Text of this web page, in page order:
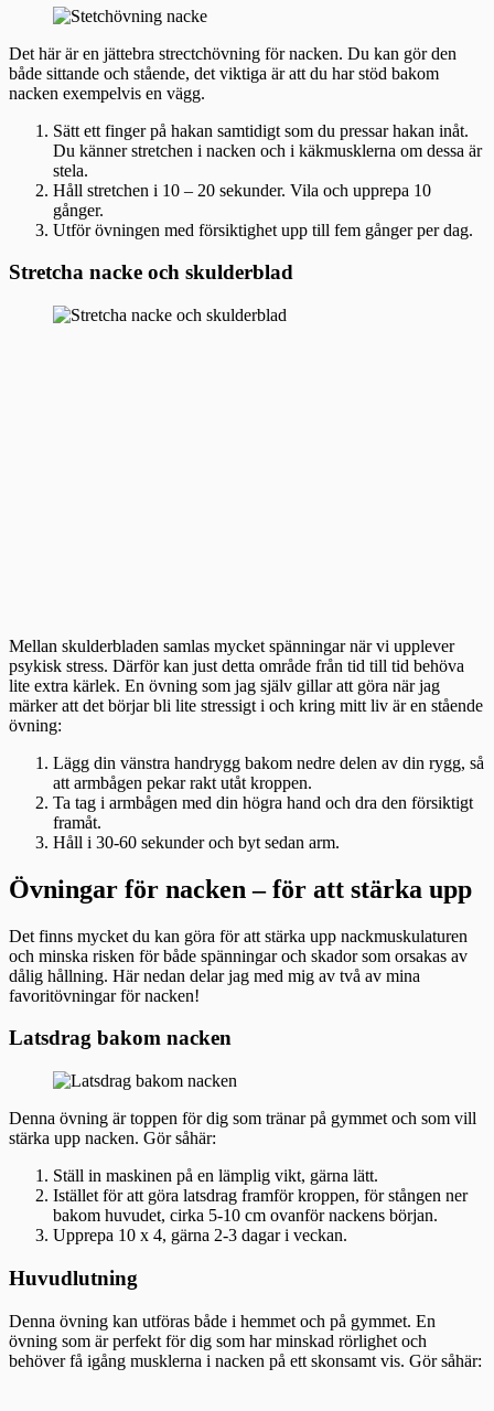
Det här är en jättebra strectchövning för nacken. Du kan gör den
både sittande och stående, det viktiga är att du har stöd bakom
nacken exempelvis en vägg.
Sätt ett finger på hakan samtidigt som du pressar hakan inåt.
Du känner stretchen i nacken och i käkmusklerna om dessa är
stela.
Håll stretchen i 10 – 20 sekunder. Vila och upprepa 10
gånger.
Utför övningen med försiktighet upp till fem gånger per dag.
Stretcha nacke och skulderblad
Mellan skulderbladen samlas mycket spänningar när vi upplever
psykisk stress. Därför kan just detta område från tid till tid behöva
lite extra kärlek. En övning som jag själv gillar att göra när jag
märker att det börjar bli lite stressigt i och kring mitt liv är en stående
övning:
Lägg din vänstra handrygg bakom nedre delen av din rygg, så
att armbågen pekar rakt utåt kroppen.
Ta tag i armbågen med din högra hand och dra den försiktigt
framåt.
Håll i 30-60 sekunder och byt sedan arm.
Övningar för nacken – för att stärka upp
Det finns mycket du kan göra för att stärka upp nackmuskulaturen
och minska risken för både spänningar och skador som orsakas av
dålig hållning. Här nedan delar jag med mig av två av mina
favoritövningar för nacken!
Latsdrag bakom nacken
Denna övning är toppen för dig som tränar på gymmet och som vill
stärka upp nacken. Gör såhär:
Ställ in maskinen på en lämplig vikt, gärna lätt.
Istället för att göra latsdrag framför kroppen, för stången ner
bakom huvudet, cirka 5-10 cm ovanför nackens början.
Upprepa 10 x 4, gärna 2-3 dagar i veckan.
Huvudlutning
Denna övning kan utföras både i hemmet och på gymmet. En
övning som är perfekt för dig som har minskad rörlighet och
behöver få igång musklerna i nacken på ett skonsamt vis. Gör såhär: